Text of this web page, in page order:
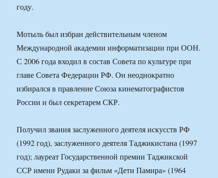
году.
Мотыль был избран действительным членом
Международной академии информатизации при ООН.
С 2006 года входил в состав Совета по культуре при
главе Совета Федерации РФ. Он неоднократно
избирался в правление Союза кинематографистов
России и был секретарем СКР.
Получил звания заслуженного деятеля искусств РФ
(1992 год), заслуженного деятеля Таджикистана (1997
год); лауреат Государственной премии Таджикской
ССР имени Рудаки за фильм «Дети Памира» (1964